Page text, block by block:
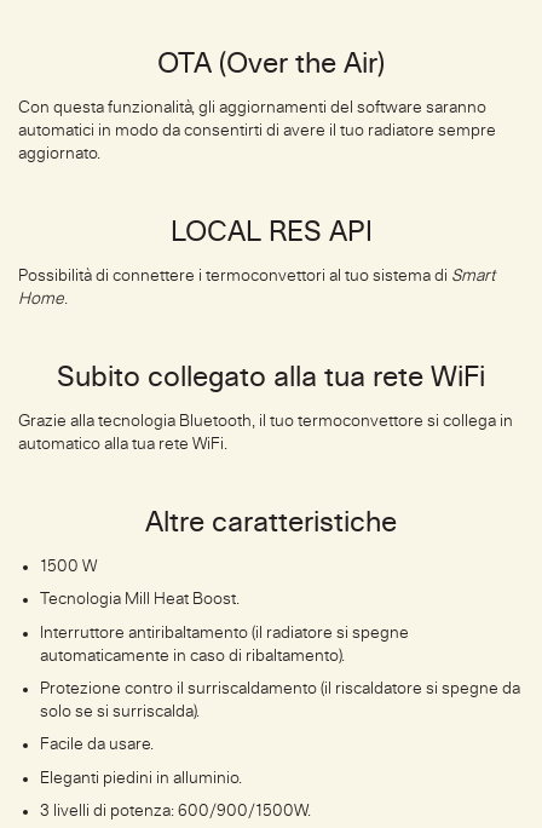
OTA (Over the Air)
Con questa funzionalità, gli aggiornamenti del software saranno
automatici in modo da consentirti di avere il tuo radiatore sempre
aggiornato.
LOCAL RES API
Possibilità di connettere i termoconvettori al tuo sistema di Smart
Home.
Subito collegato alla tua rete WiFi
Grazie alla tecnologia Bluetooth, il tuo termoconvettore si collega in
automatico alla tua rete WiFi.
Altre caratteristiche
1500 W
Tecnologia Mill Heat Boost.
Interruttore antiribaltamento (il radiatore si spegne
automaticamente in caso di ribaltamento).
Protezione contro il surriscaldamento (il riscaldatore si spegne da
solo se si surriscalda).
Facile da usare.
Eleganti piedini in alluminio.
3 livelli di potenza: 600/900/1500W.